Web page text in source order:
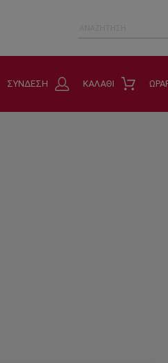
ΚΑΛΑΘΙ
ΣΥΝΔΕΣΗ